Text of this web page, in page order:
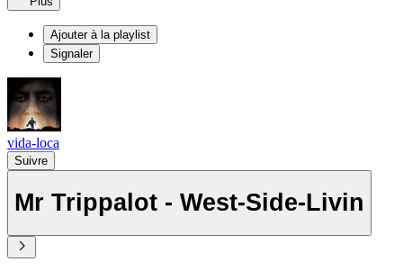
Ajouter à la playlist
Signaler
vida-loca
Suivre
Mr Trippalot - West-Side-Livin